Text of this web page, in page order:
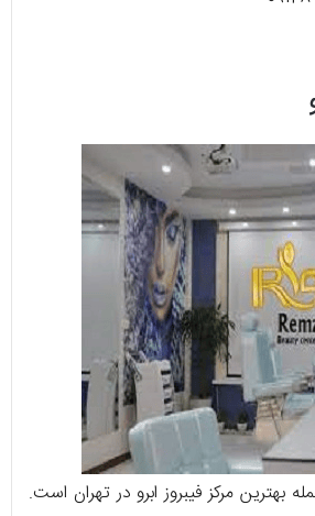
بهترین مرکز فیبروز ابرو در تهران است.